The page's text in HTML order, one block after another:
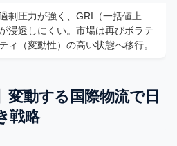
剰圧力が強く、GRI（一括値上
浸透しにくい。市場は再びボラテ
ィ（変動性）の高い状態へ移行。
変動する国際物流で日
戦略